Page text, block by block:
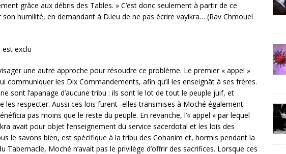
grâce aux débris des Tables. » C’est donc seulement à partir de ce
humilité, en demandant à D.ieu de ne pas écrire vayikra… (Rav Chmouel
exclu
une autre approche pour résoudre ce problème. Le premier « appel »
communiquer les Dix Commandements, afin qu’il les enseignât à ses frères.
sont l’apanage d’aucune tribu : ils sont le lot de tout le peuple juif, et
les respecter. Aussi ces lois furent -elles transmises à Moché également
pas moins que le reste du peuple. En revanche, l’« appel » par lequel
avait pour objet l’enseignement du service sacerdotal et les lois des
le savons bien, est spécifique à la tribu des Cohanim et, hormis pendant la
Tabernacle, Moché n’avait pas le privilège d’offrir des sacrifices. Lorsque ces